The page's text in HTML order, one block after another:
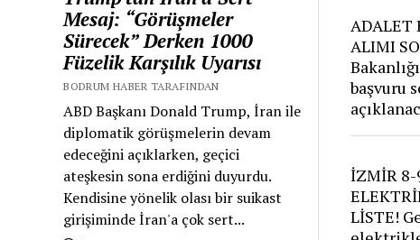
Mesaj: “Görüşmeler
Sürecek” Derken 1000
Füzelik Karşılık Uyarısı
BODRUM HABER TARAFINDAN
ABD Başkanı Donald Trump, İran ile
diplomatik görüşmelerin devam
edeceğini açıklarken, geçici
ateşkesin sona erdiğini duyurdu.
Kendisine yönelik olası bir suikast
girişiminde İran'a çok sert...
ADALET
ALIMI
başvuru
İZMİR 8-
LİSTE!